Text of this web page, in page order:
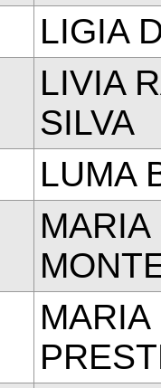
LIGIA
LIVIA
SILVA
LUMA